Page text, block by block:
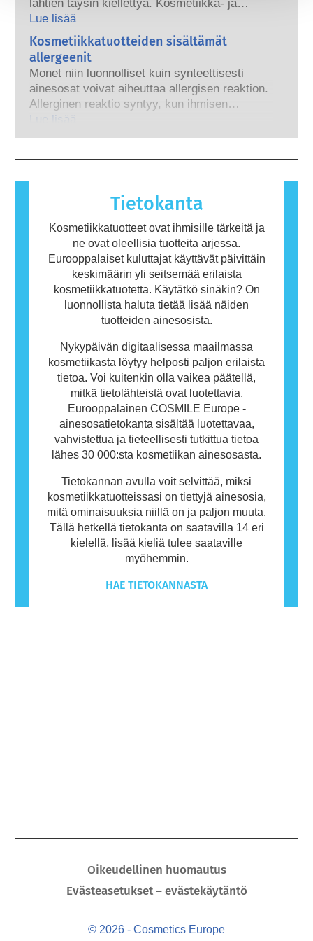
enimmäkseen voimakkaita lääkeaineita, on
osoitettu häiritsevän hormonitoimintaa.
Pätevien tieteellisten asiantuntijoiden
tekemissä turvallisuusarvioinneissa, joita
kosmetiikkayrityksiltä lain mukaan
edellytetään, otetaan huomioon kaikki
mahdolliset riskit, myös mahdollisesti
hormonitoimintaa häiritsevät ominaisuudet.
lähtien täysin kiellettyä. Kosmetiikka- ja
hygieniateollisuus on viimeisen 30 vuoden
aikana – jo kauan ennen eläinkoekiellon
voimaantuloa – panostanut tutkimukseen ja
kehitykseen, jotta kosmetiikan ainesosien ja
tuotteiden turvallisuuden arvioinnissa voitaisiin
käyttää eläinkokeille vaihtoehtoisia
menetelmiä.
Lue lisää
Kosmetiikkatuotteiden sisältämät
allergeenit
Monet niin luonnolliset kuin synteettisesti
ainesosat voivat aiheuttaa allergisen reaktion.
Allerginen reaktio syntyy, kun ihmisen
immuunijärjestelmä reagoi aineisiin, jotka ovat
sisältää ainesosia, jotka voivat olla joillekin
ihmisille allergisoivia. Tämä ei kuitenkaan
tarkoita, ettei muiden olisi turvallista käyttää
Lue lisää
Tietokanta
Kosmetiikkatuotteet ovat ihmisille tärkeitä ja
ne ovat oleellisia tuotteita arjessa.
Eurooppalaiset kuluttajat käyttävät päivittäin
keskimäärin yli seitsemää erilaista
kosmetiikkatuotetta. Käytätkö sinäkin? On
luonnollista haluta tietää lisää näiden
tuotteiden ainesosista.
Nykypäivän digitaalisessa maailmassa
kosmetiikasta löytyy helposti paljon erilaista
tietoa. Voi kuitenkin olla vaikea päätellä,
mitkä tietolähteistä ovat luotettavia.
Eurooppalainen COSMILE Europe -
ainesosatietokanta sisältää luotettavaa,
vahvistettua ja tieteellisesti tutkittua tietoa
lähes 30 000:sta kosmetiikan ainesosasta.
Tietokannan avulla voit selvittää, miksi
kosmetiikkatuotteissasi on tiettyjä ainesosia,
mitä ominaisuuksia niillä on ja paljon muuta.
Tällä hetkellä tietokanta on saatavilla 14 eri
kielellä, lisää kieliä tulee saataville
myöhemmin.
HAE TIETOKANNASTA
Oikeudellinen huomautus
Evästeasetukset – evästekäytäntö
© 2026 - Cosmetics Europe